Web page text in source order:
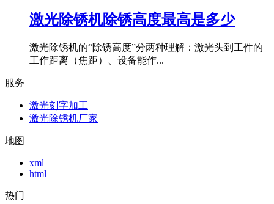
激光除锈机除锈高度最高是多少
激光除锈机的“除锈高度”分两种理解：激光头到工件的
工作距离（焦距）、设备能作...
服务
激光刻字加工
激光除锈机厂家
地图
xml
html
热门